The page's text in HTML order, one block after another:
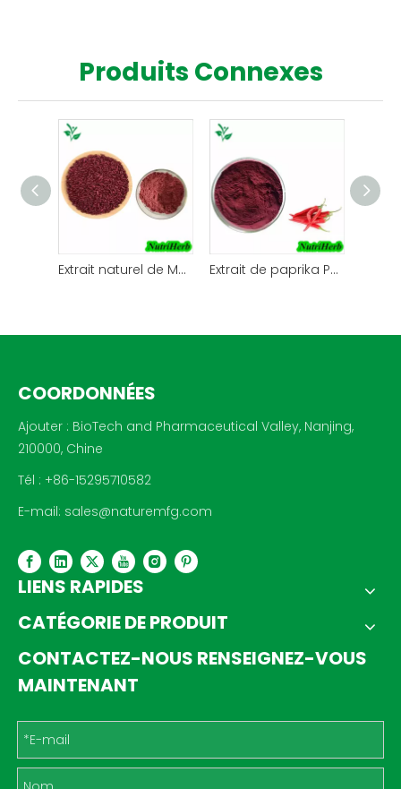
Produits Connexes
Extrait naturel de Monascus rouge de Monascus pour colorant alimentaire Extrait de paprika Paprika oléorésine Paprika couleur rouge pour colorant alimentaire
COORDONNÉES
Ajouter : BioTech and Pharmaceutical Valley, Nanjing,
210000, Chine
Tél : +86-15295710582
E-mail: sales@naturemfg.com
LIENS RAPIDES
CATÉGORIE DE PRODUIT
CONTACTEZ-NOUS RENSEIGNEZ-VOUS
MAINTENANT